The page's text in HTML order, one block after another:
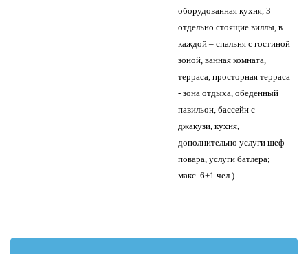
оборудованная кухня, 3
отдельно стоящие виллы, в
каждой – спальня с гостиной
зоной, ванная комната,
терраса, просторная терраса
- зона отдыха, обеденный
павильон, бассейн с
джакузи, кухня,
дополнительно услуги шеф
повара, услуги батлера;
макс. 6+1 чел.)